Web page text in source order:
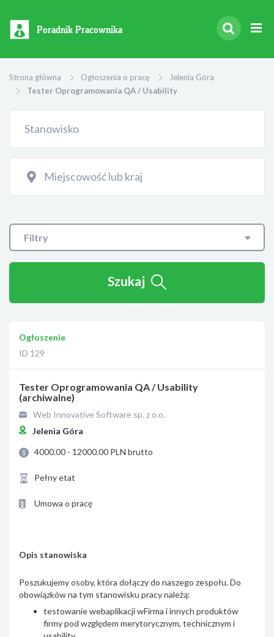
Poradnik Pracownika
Strona główna Ogłoszenia o pracę
Jelenia Góra
Tester Oprogramowania QA / Usability
Filtry
Szukaj
Ogłoszenie
ID 129
Tester Oprogramowania QA / Usability
(archiwalne)
Web Innovative Software sp. z o.o.
Jelenia Góra
4000.00 - 12000.00 PLN brutto
Pełny etat
Umowa o pracę
Opis stanowiska
Poszukujemy osoby, która dołączy do naszego zespołu. Do
obowiązków na tym stanowisku pracy należą:
testowanie webaplikacji wFirma i innych produktów
firmy pod względem merytorycznym, technicznym i